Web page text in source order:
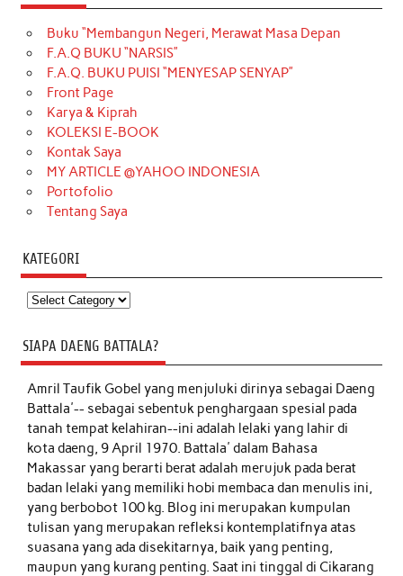
Buku “Membangun Negeri, Merawat Masa Depan
F.A.Q BUKU “NARSIS”
F.A.Q. BUKU PUISI “MENYESAP SENYAP”
Front Page
Karya & Kiprah
KOLEKSI E-BOOK
Kontak Saya
MY ARTICLE @YAHOO INDONESIA
Portofolio
Tentang Saya
KATEGORI
Kategori
SIAPA DAENG BATTALA?
Amril Taufik Gobelyang menjuluki dirinya sebagai Daeng
Battala'-- sebagai sebentuk penghargaan spesial pada
tanah tempat kelahiran--ini adalah lelaki yang lahir di
kota daeng, 9 April 1970. Battala' dalam Bahasa
Makassar yang berarti berat adalah merujuk pada berat
badan lelaki yang memiliki hobi membaca dan menulis ini,
yang berbobot 100 kg. Blog ini merupakan kumpulan
tulisan yang merupakan refleksi kontemplatifnya atas
suasana yang ada disekitarnya, baik yang penting,
maupun yang kurang penting. Saat ini tinggal di Cikarang